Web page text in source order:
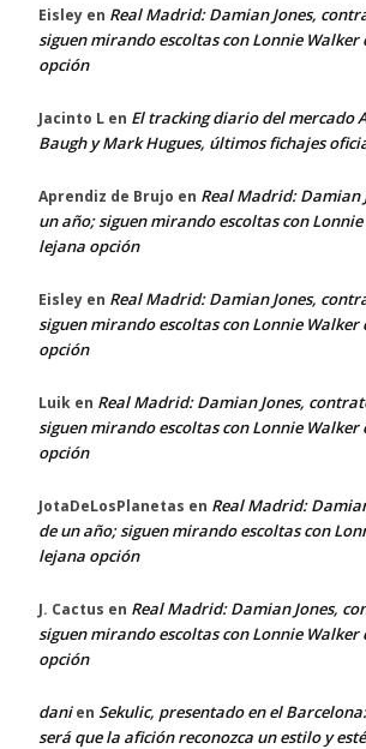
Eisley en Real Madrid: Damian Jones,
siguen mirando escoltas con Lonnie Walker
opción
Jacinto L en El tracking diario del mercado
Baugh y Mark Hugues, últimos fichajes
Aprendiz de Brujo en Real Madrid: Damian
un año; siguen mirando escoltas con
lejana opción
Eisley en Real Madrid: Damian Jones,
siguen mirando escoltas con Lonnie Walker
opción
Luik en Real Madrid: Damian Jones,
siguen mirando escoltas con Lonnie Walker
opción
JotaDeLosPlanetas en Real Madrid:
de un año; siguen mirando escoltas con
lejana opción
J. Cactus en Real Madrid: Damian Jones,
siguen mirando escoltas con Lonnie Walker
opción
danien Sekulic, presentado en el
será que la afición reconozca un estilo y